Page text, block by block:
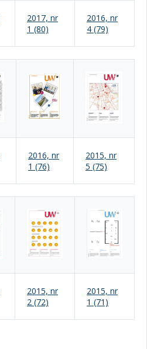
2017, nr
1 (80)
2016, nr
4 (79)
2016, nr
1 (76)
2015, nr
5 (75)
2015, nr
2 (72)
2015, nr
1 (71)